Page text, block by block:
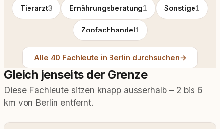
Tierarzt3 Ernährungsberatung1 Sonstige1
Zoofachhandel1
Alle 40 Fachleute in Berlin durchsuchen→
Gleich jenseits der Grenze
Diese Fachleute sitzen knapp ausserhalb – 2 bis 6
km von Berlin entfernt.